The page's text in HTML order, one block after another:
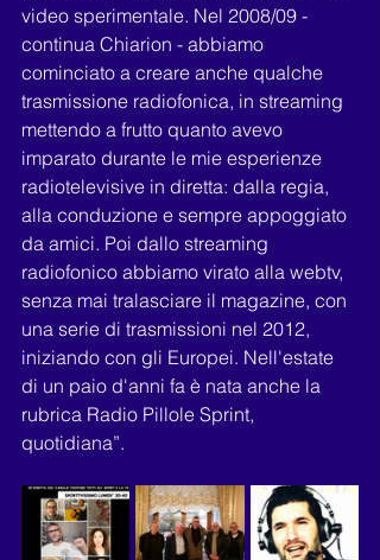
video sperimentale. Nel 2008/09 -
continua Chiarion - abbiamo
cominciato a creare anche qualche
trasmissione radiofonica, in streaming
mettendo a frutto quanto avevo
imparato durante le mie esperienze
radiotelevisive in diretta: dalla regia,
alla conduzione e sempre appoggiato
da amici. Poi dallo streaming
radiofonico abbiamo virato alla webtv,
senza mai tralasciare il magazine, con
una serie di trasmissioni nel 2012,
iniziando con gli Europei. Nell'estate
di un paio d'anni fa è nata anche la
rubrica Radio Pillole Sprint,
quotidiana”.